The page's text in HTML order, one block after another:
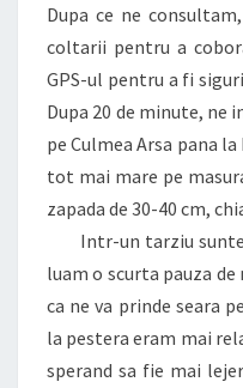
Dupa ce ne
coltarii pentru a
GPS-ul pentru a fi
Dupa 20 de minute, ne
pe Culmea Arsa pana
tot mai mare pe
zapada de 30-40 cm,
Intr-un tarziu
luam o scurta pauza de
ca ne va prinde seara
la pestera eram mai
sperand sa fie mai